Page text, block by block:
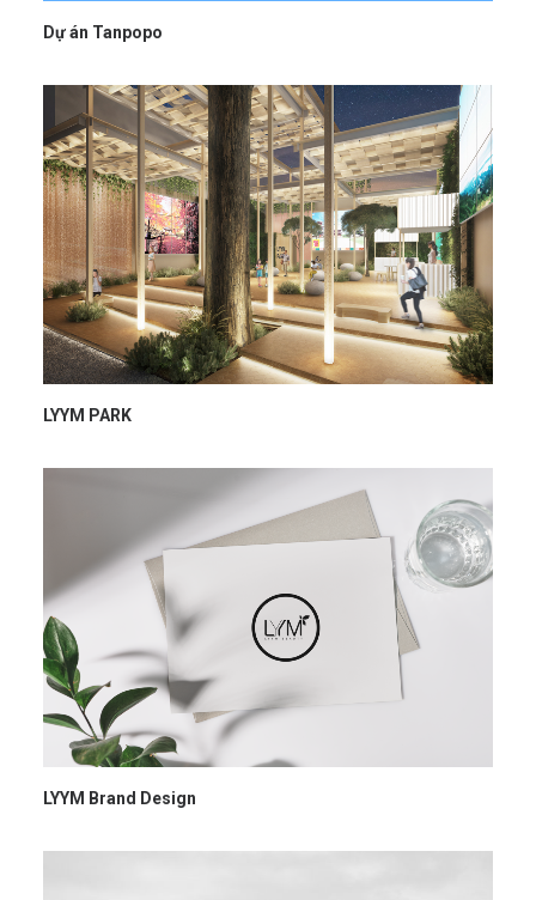
Dự án Tanpopo
LYYM PARK
LYYM Brand Design